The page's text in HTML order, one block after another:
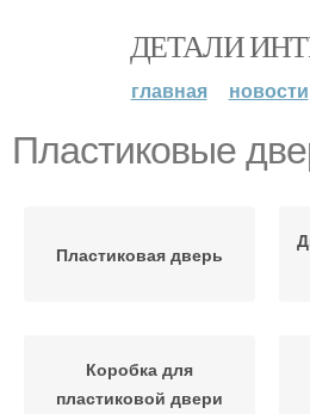
ДЕТАЛИ
главная новости
Пластиковые
Пластиковая дверь
Коробка для
пластиковой двери